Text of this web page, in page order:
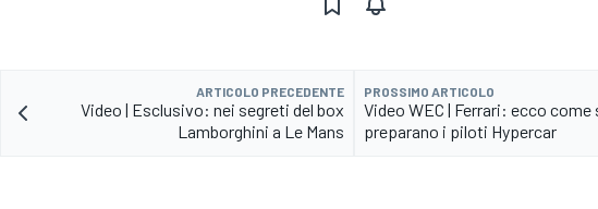
ARTICOLO PRECEDENTE
Video | Esclusivo: nei segreti del box
Lamborghini a Le Mans
PROSSIMO ARTICOLO
Video WEC | Ferrari: ecco come
preparano i piloti Hypercar